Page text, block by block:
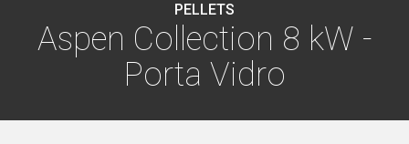
PELLETS
Aspen Collection 8 kW -
Porta Vidro